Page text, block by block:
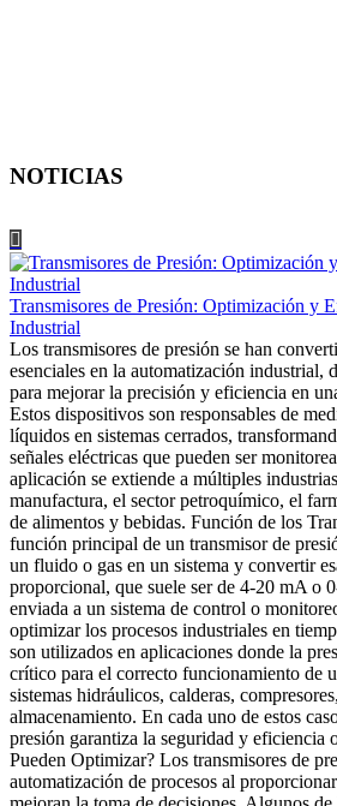
NOTICIAS
Transmisores de Presión: Optimización y
Industrial
Los transmisores de presión se han
esenciales en la automatización industrial,
para mejorar la precisión y eficiencia en
Estos dispositivos son responsables de
líquidos en sistemas cerrados,
señales eléctricas que pueden ser
aplicación se extiende a múltiples
manufactura, el sector petroquímico, el
de alimentos y bebidas. Función de los
función principal de un transmisor de
un fluido o gas en un sistema y convertir
proporcional, que suele ser de 4-20 mA o
enviada a un sistema de control o
optimizar los procesos industriales en
son utilizados en aplicaciones donde la
crítico para el correcto funcionamiento de
sistemas hidráulicos, calderas,
almacenamiento. En cada uno de estos
presión garantiza la seguridad y eficiencia
Pueden Optimizar? Los transmisores de
automatización de procesos al